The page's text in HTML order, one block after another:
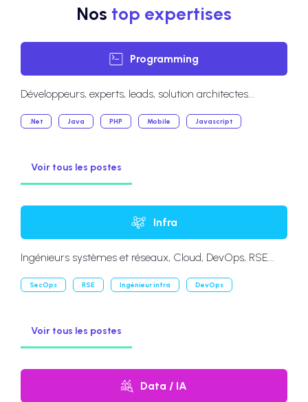
Nos top expertises
Programming
Développeurs, experts, leads, solution architectes...
.Net Java PHP Mobile Javascript
Voir tous les postes
Infra
Ingénieurs systèmes et réseaux, Cloud, DevOps, RSE...
SecOps RSE Ingénieur infra DevOps
Voir tous les postes
Data / IA